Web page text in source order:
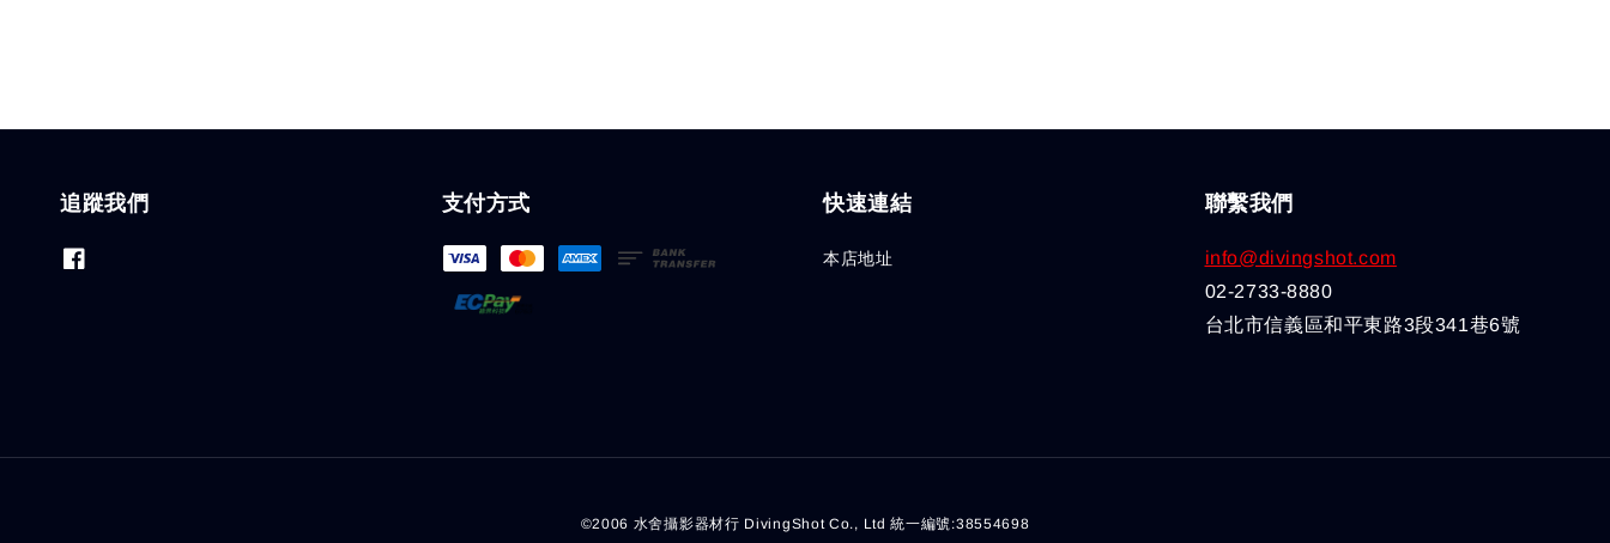
追蹤我們 支付方式 快速連結
本店地址
聯繫我們
info@divingshot.com
02-2733-8880
台北市信義區和平東路3段341巷6號
©2006 水舍攝影器材行 DivingShot Co., Ltd 統一編號:38554698